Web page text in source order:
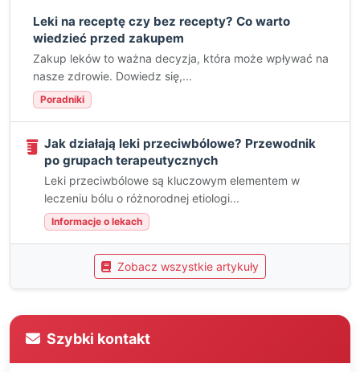
Leki na receptę czy bez recepty? Co warto
wiedzieć przed zakupem
Zakup leków to ważna decyzja, która może wpływać na
nasze zdrowie. Dowiedz się,...
Poradniki
Jak działają leki przeciwbólowe? Przewodnik
po grupach terapeutycznych
Leki przeciwbólowe są kluczowym elementem w
leczeniu bólu o różnorodnej etiologi...
Informacje o lekach
Zobacz wszystkie artykuły
Szybki kontakt